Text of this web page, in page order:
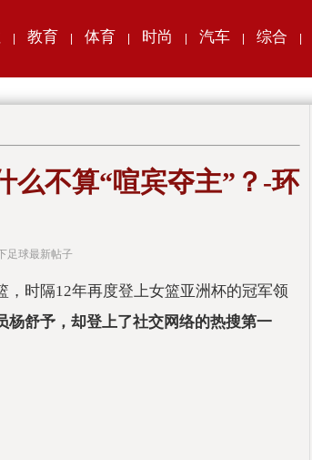
教育 体育 时尚 汽车 综合
么不算“喧宾夺主”？-环
足球最新帖子
时隔12年再度登上女篮亚洲杯的冠军领
杨舒予，却登上了社交网络的热搜第一